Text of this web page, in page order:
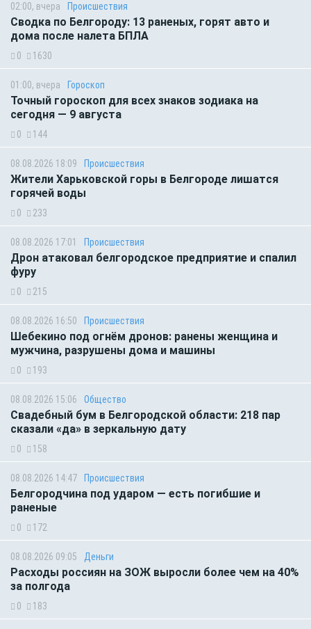
02:00, вчера Происшествия
Сводка по Белгороду: 13 раненых, горят авто и
дома после налета БПЛА
0 1630
01:00, вчера Гороскоп
Точный гороскоп для всех знаков зодиака на
сегодня — 9 августа
0 144
08.08.2026 18:09 Происшествия
Жители Харьковской горы в Белгороде лишатся
горячей воды
0 233
08.08.2026 17:01 Происшествия
Дрон атаковал белгородское предприятие и спалил
фуру
0 215
08.08.2026 16:50 Происшествия
Шебекино под огнём дронов: ранены женщина и
мужчина, разрушены дома и машины
0 193
08.08.2026 15:06 Общество
Свадебный бум в Белгородской области: 218 пар
сказали «да» в зеркальную дату
0 158
08.08.2026 14:47 Происшествия
Белгородчина под ударом — есть погибшие и
раненые
0 172
08.08.2026 09:05 Деньги
Расходы россиян на ЗОЖ выросли более чем на 40%
за полгода
0 183